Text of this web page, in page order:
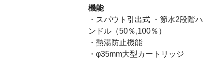
機能
・スパウト引出式 ・節水2段階ハ
ンドル（50％,100％）
・熱湯防止機能
・φ35mm大型カートリッジ